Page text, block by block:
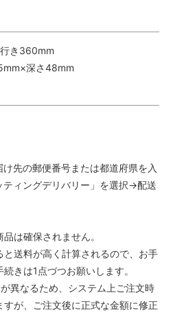
き360mm
深さ48mm
先の郵便番号または都道府県を入
ィングデリバリー」を選択→配送
は確保されません。
と送料が高く計算されるので、お手
きは1点づつお願いします。
異なるため、システム上ご注文時
が、ご注文後に正式な金額に修正